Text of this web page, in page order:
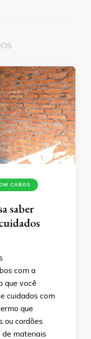
CABOS
saber
com a
que você
cuidados com
que
ou cordões
materiais